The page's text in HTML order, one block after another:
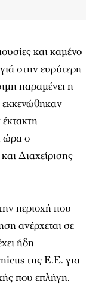
και καμένο
στην ευρύτερη
παραμένει η
ώρα ο
Διαχείρισης
περιοχή που
ανέρχεται σε
ήδη
της Ε.Ε. για
που επλήγη.